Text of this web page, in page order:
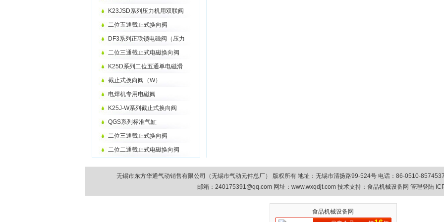
K23JSD系列压力机用双联阀
二位五通截止式换向阀
DF3系列正联锁电磁阀（压力
二位三通截止式电磁换向阀
K25D系列二位五通单电磁滑
截止式换向阀（W）
电焊机专用电磁阀
K25J-W系列截止式换向阀
QGS系列标准气缸
二位三通截止式换向阀
二位二通截止式电磁换向阀
无锡市东方华通气动销售有限公司（无锡市气动元件总厂） 版权所有 地址：无锡市清扬路99-524号 电话：86-0510-
邮箱： 240175391@qq.com网址：www.wxqdjt.com 技术支持： 食品机械设备网 管理登陆
食品机械设备网